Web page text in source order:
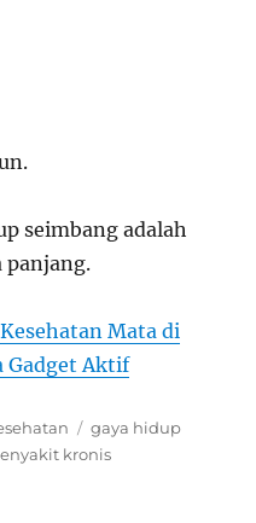
seimbang adalah
panjang.
Mata di
Gadget Aktif
Tags
gaya hidup
kronis